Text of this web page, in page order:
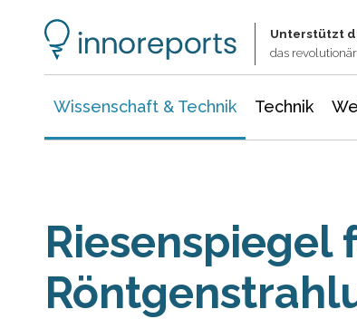
Unterstützt
das
Wissenschaft & Technik Technik
Riesenspiegel